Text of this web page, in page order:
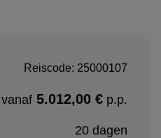
Jardim Amazônia
trekken
Reiscode: 25000107
vanaf 5.012,00 € p.p.
20 dagen